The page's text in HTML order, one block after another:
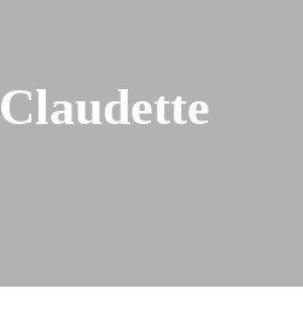
Claudette